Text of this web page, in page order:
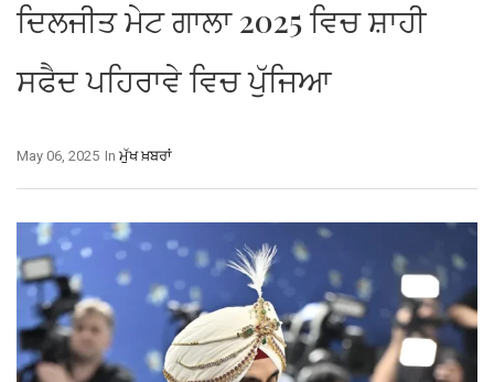
ਦਿਲਜੀਤ ਮੇਟ ਗਾਲਾ 2025 ਵਿਚ ਸ਼ਾਹੀ
ਸਫੈਦ ਪਹਿਰਾਵੇ ਵਿਚ ਪੁੱਜਿਆ
In ਮੁੱਖ ਖ਼ਬਰਾਂ
May 06, 2025